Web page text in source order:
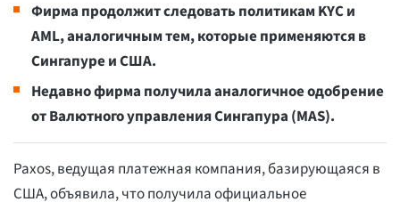
Фирма продолжит следовать политикам KYC и
AML, аналогичным тем, которые применяются в
Сингапуре и США.
Недавно фирма получила аналогичное одобрение
от Валютного управления Сингапура (MAS).
Paxos, ведущая платежная компания, базирующаяся в
США, объявила, что получила официальное